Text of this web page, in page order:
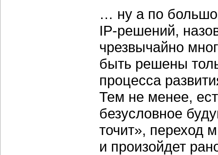
… ну а по
IP-решений,
чрезвычайно
быть решены
процесса
Тем не менее,
безусловное
точит», переход
и произойдет